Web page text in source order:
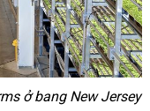
ở bang New Jersey